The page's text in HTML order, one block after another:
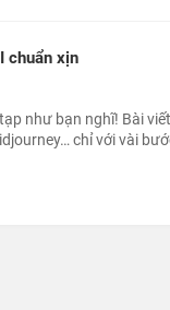
chuẩn xịn
như bạn nghĩ! Bài
chỉ với vài